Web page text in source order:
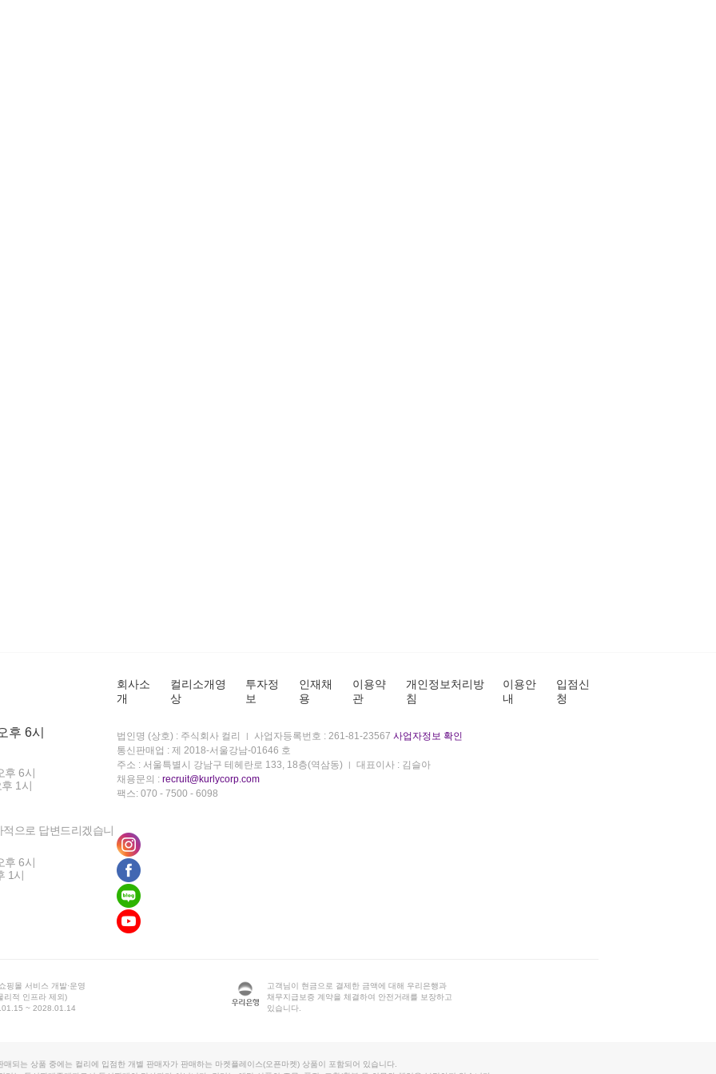
후 6시
후 6시
1시
으로 답변드리겠습니
후 6시
1시
회사소
개
컬리소개영
상
투자정
보
인재채
용
이용약
관
개인정보처리방
침
이용안
내
입점신
청
법인명 (상호) : 주식회사 컬리 사업자등록번호 : 261-81-23567 사업자정보 확인
통신판매업 : 제 2018-서울강남-01646 호
주소 : 서울특별시 강남구 테헤란로 133, 18층(역삼동)
대표이사 : 김슬아
채용문의 : recruit@kurlycorp.com
팩스: 070 - 7500 - 6098
핑몰 서비스 개발·운영
리적 인프라 제외)
~ 2028.01.14
고객님이 현금으로 결제한 금액에 대해 우리은행과
채무지급보증 계약을 체결하여 안전거래를 보장하고
있습니다.
매되는 상품 중에는 컬리에 입점한 개별 판매자가 판매하는 마켓플레이스(오픈마켓) 상품이 포함되어 있습니다.